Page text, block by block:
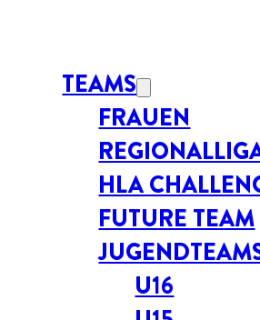
TEAMS
FRAUEN
HLA
FUTURE TEAM
U16